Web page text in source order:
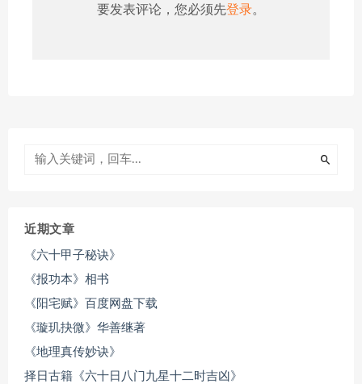
要发表评论，您必须先登录。
近期文章
《六十甲子秘诀》
《报功本》相书
《阳宅赋》百度网盘下载
《璇玑抉微》华善继著
《地理真传妙诀》
择日古籍《六十日八门九星十二时吉凶》